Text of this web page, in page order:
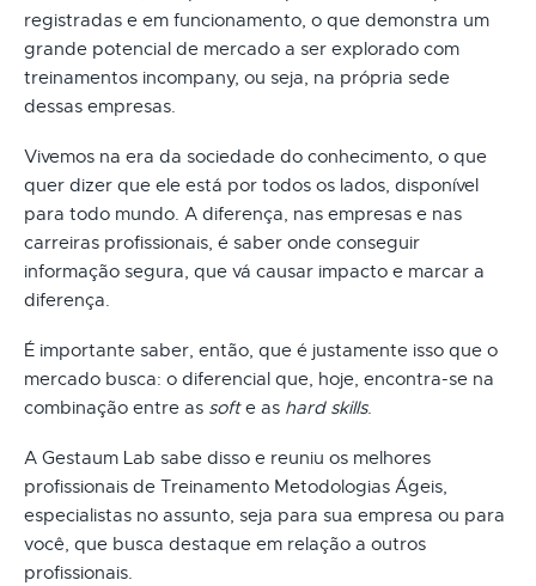
registradas e em funcionamento, o que demonstra um
grande potencial de mercado a ser explorado com
treinamentos incompany, ou seja, na própria sede
dessas empresas.
Vivemos na era da sociedade do conhecimento, o que
quer dizer que ele está por todos os lados, disponível
para todo mundo. A diferença, nas empresas e nas
carreiras profissionais, é saber onde conseguir
informação segura, que vá causar impacto e marcar a
diferença.
É importante saber, então, que é justamente isso que o
mercado busca: o diferencial que, hoje, encontra-se na
combinação entre as softe as hard skills.
A Gestaum Lab sabe disso e reuniu os melhores
profissionais de Treinamento Metodologias Ágeis,
especialistas no assunto, seja para sua empresa ou para
você, que busca destaque em relação a outros
profissionais.